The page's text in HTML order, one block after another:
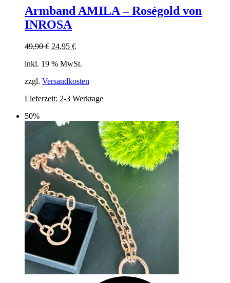
Armband AMILA – Roségold von
INROSA
49,90€ Ursprünglicher
war:
24,95 €Aktueller
ist:
inkl. 19 % MwSt.
zzgl. Versandkosten
Lieferzeit: 2-3 Werktage
50%